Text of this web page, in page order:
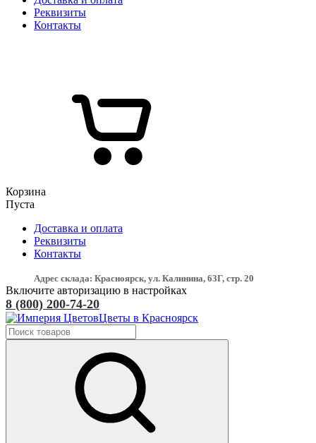
Реквизиты
Контакты
Корзина
Пуста
Доставка и оплата
Реквизиты
Контакты
Адрес склада: Красноярск, ул. Калинина, 63Г, стр. 20
Включите авторизацию в настройках
8 (800) 200-74-20
Цветы в Красноярск